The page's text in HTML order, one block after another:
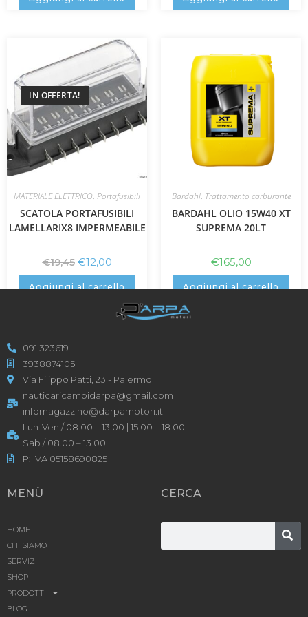
IN OFFERTA!
MATERIALE ELETTRICO, Portafusibili
SCATOLA PORTAFUSIBILI
LAMELLARIX8 IMPERMEABILE
€19,45 €12,00
Aggiungi al carrello
Bardahl, Trattamento carburante
BARDAHL OLIO 15W40 XT
SUPREMA 20LT
€165,00
Aggiungi al carrello
091 323619
3938874105
Via Filippo Patti, 23 - Palermo
nauticaricambidarpa@gmail.com
infomagazzino@darpamotori.it
Lun-Ven / 08.00 – 13.00 | 15.00 – 18.00
Sab / 08.00 – 13.00
P: IVA 05158690825
MENÙ
HOME
CHI SIAMO
SERVIZI
SHOP
PRODOTTI
BLOG
CERCA